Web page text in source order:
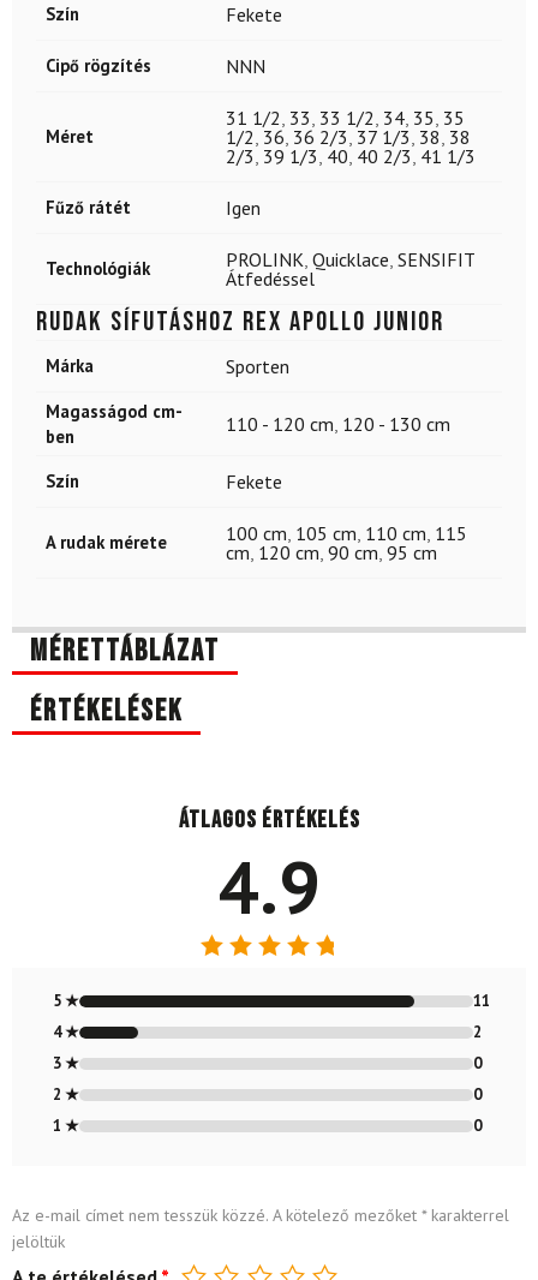
Szín Fekete
Cipő rögzítés NNN
Méret
31 1/2 33 33 1/2 34 35 35
1/2 36 36 2/3 37 1/3 38 38
2/3 39 1/3 40 40 2/3 41 1/3
Fűző rátét Igen
Technológiák PROLINK Quicklace SENSIFIT
Átfedéssel
Rudak sífutáshoz REX Apollo Junior
Márka Sporten
Magasságod cm-
ben
110 - 120 cm 120 - 130 cm
Szín Fekete
A rudak mérete 100 cm 105 cm 110 cm 115
cm 120 cm 90 cm 95 cm
Mérettáblázat
Értékelések
Átlagos értékelés
4.9
4.85/ 5
5 ★
11
4 ★
2
3 ★
0
2 ★
0
1 ★
0
Az e-mail címet nem tesszük közzé. A kötelező mezőket *karakterrel
jelöltük